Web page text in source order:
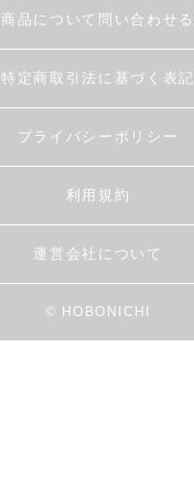
商品について問い合わせる
特定商取引法に基づく表記
プライバシーポリシー
利用規約
運営会社について
© HOBONICHI